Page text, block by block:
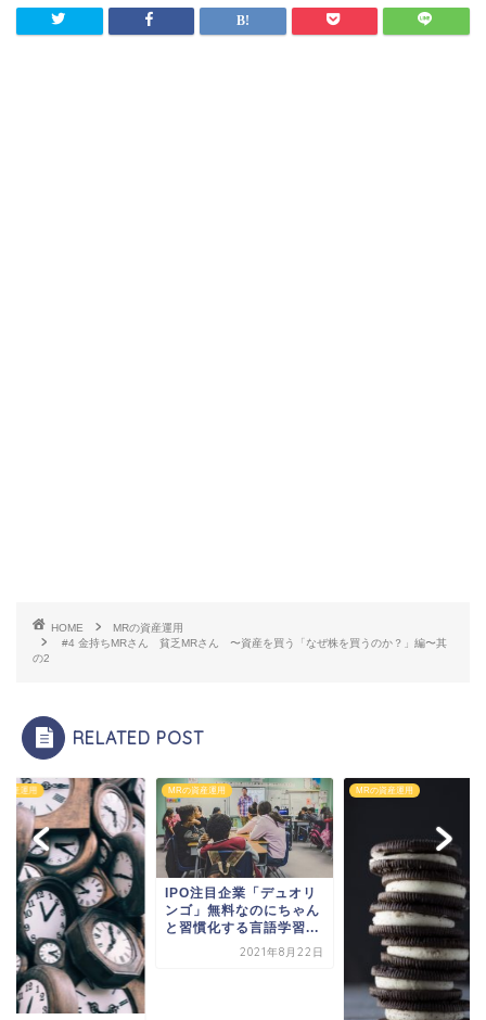
HOME
MRの資産運用
#4 金持ちMRさん 貧乏MRさん 〜資産を買う「なぜ株を買うのか？」編〜其
の2
RELATED POST
資産運用 MRの資産運用
IPO注目企業「デュオリ
ンゴ」無料なのにちゃん
と習慣化する言語学習...
2021年8月22日
MRの資産運用